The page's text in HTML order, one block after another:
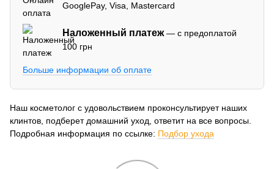
GooglePay, Visa, Mastercard
Наложенный платеж— с предоплатой
100 грн
Больше информации об оплате
Наш косметолог с удовольствием проконсультирует наших
клинтов, подберет домашний уход, ответит на все вопросы.
Подробная информация по ссылке: Подбор ухода